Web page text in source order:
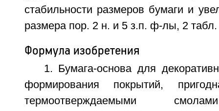
стабильности размеров бумаги и
размера пор. 2 н. и 5 з.п. ф-лы, 2 табл.
Формула изобретения
1. Бумага-основа для
формирования покрытий,
термоотверждаемыми